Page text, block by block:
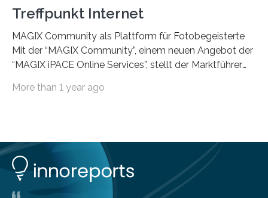
Treffpunkt Internet
MAGIX Community als Plattform für Fotobegeisterte
Mit der “MAGIX Community”, einem neuen Angebot der
“MAGIX iPACE Online Services”, stellt der Marktführer
Fotobegeisterten ein interaktives Austauschmedium im
kann nach Fotos gesucht werden. “MAGIX Community”
ist der Multimedia-Treffpunkt, u
More than 1 year ago